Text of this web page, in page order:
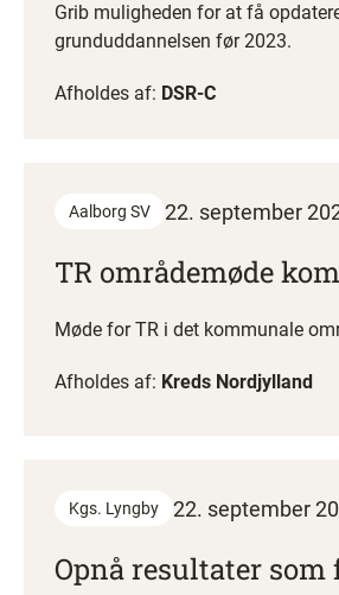
Grib muligheden for at få
grunduddannelsen før 2023.
Afholdes af: DSR-C
Aalborg SV 22. september
TR områdemøde
Møde for TR i det kommunale
Afholdes af: Kreds Nordjylland
Kgs. Lyngby 22. september
Opnå resultater som